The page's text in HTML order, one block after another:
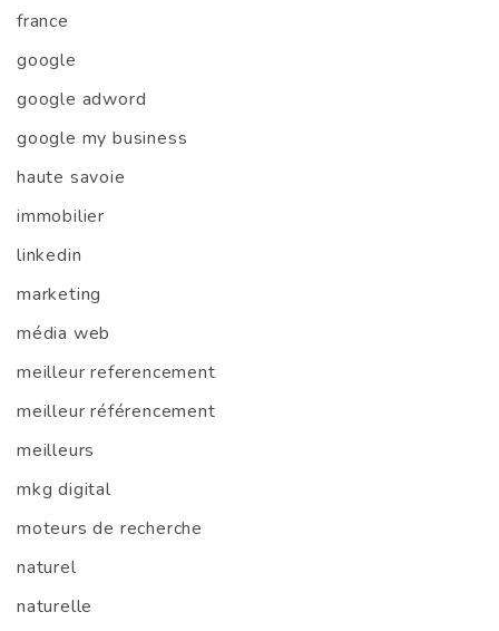
france
google
google adword
google my business
haute savoie
immobilier
linkedin
marketing
média web
meilleur referencement
meilleur référencement
meilleurs
mkg digital
moteurs de recherche
naturel
naturelle